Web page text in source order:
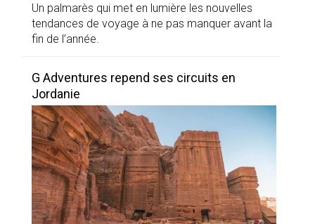
Un palmarès qui met en lumière les nouvelles
tendances de voyage à ne pas manquer avant la
fin de l’année.
G Adventures repend ses circuits en
Jordanie